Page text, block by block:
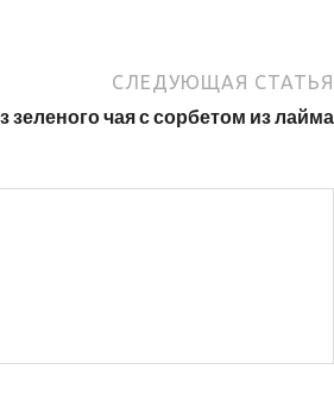
СЛЕДУЮЩАЯ СТАТЬЯ
зеленого чая с сорбетом из лайма